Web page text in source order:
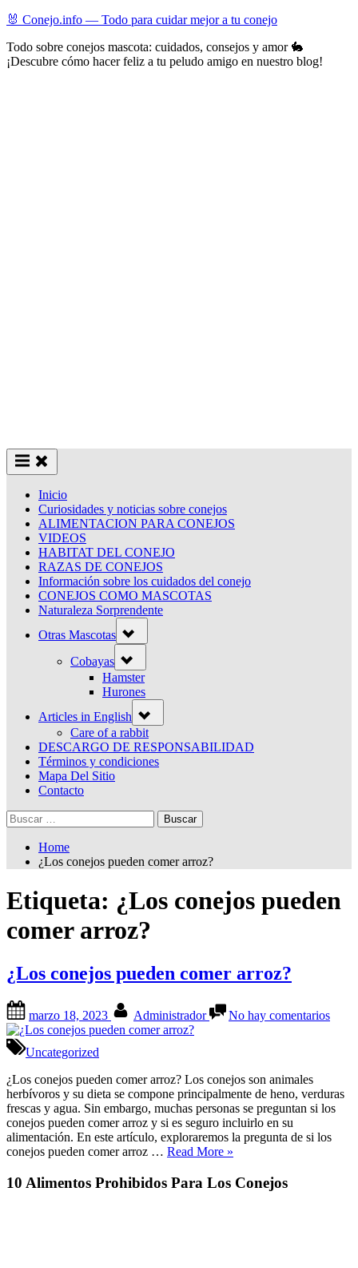
Skip
content
🐰 Conejo.info — Todo para cuidar mejor a tu conejo
Todo sobre conejos mascota: cuidados, consejos y amor 🐇
¡Descubre cómo hacer feliz a tu peludo amigo en nuestro blog!
Inicio
Curiosidades y noticias sobre conejos
ALIMENTACION PARA CONEJOS
VIDEOS
HABITAT DEL CONEJO
RAZAS DE CONEJOS
Información sobre los cuidados del conejo
CONEJOS COMO MASCOTAS
Naturaleza Sorprendente
Otras Mascotas sub-
menu
Cobayas sub-
menu
Hamster
Hurones
Articles in English
sub-
menu
Care of a rabbit
DESCARGO DE RESPONSABILIDAD
Términos y condiciones
Mapa Del Sitio
Contacto
Buscar:
Home
¿Los conejos pueden comer arroz?
Etiqueta: ¿Los conejos pueden
comer arroz?
¿Los conejos pueden comer arroz?
on
marzo 18, 2023 Administrador No hay comentarios¿Los
Uncategorized
¿Los conejos pueden comer arroz? Los conejos son animales
herbívoros y su dieta se compone principalmente de heno, verduras
frescas y agua. Sin embargo, muchas personas se preguntan si los
conejos pueden comer arroz y si es seguro incluirlo en su
alimentación. En este artículo, exploraremos la pregunta de si los
conejos pueden comer arroz … Read More«¿Los
pueden
»
10 Alimentos Prohibidos Para Los Conejos